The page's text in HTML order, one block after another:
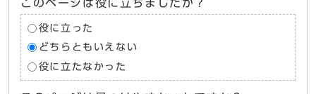
このページは役に立ちましたか？
役に立った
どちらともいえない
役に立たなかった